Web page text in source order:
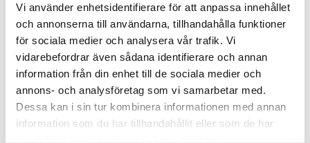
Vi använder enhetsidentifierare för att anpassa innehållet
och annonserna till användarna, tillhandahålla funktioner
för sociala medier och analysera vår trafik. Vi
vidarebefordrar även sådana identifierare och annan
information från din enhet till de sociala medier och
annons- och analysföretag som vi samarbetar med.
Dessa kan i sin tur kombinera informationen med annan
information som du har tillhandahållit eller som de har
Click the button below to refresh the website. If the
issue persists, either try waiting a moment or
reopening your browser.
Clearing your browser cache may also help in some
cases.
We apologize for the inconvenience.